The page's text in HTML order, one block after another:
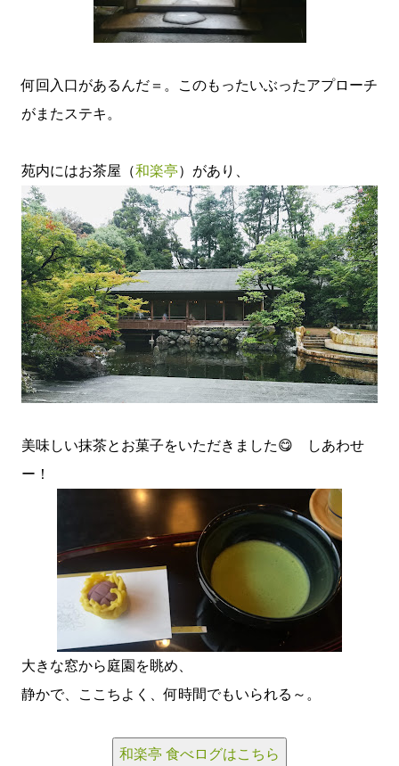
何回入口があるんだ＝。このもったいぶったアプローチ
がまたステキ。
苑内にはお茶屋（和楽亭）があり、
美味しい抹茶とお菓子をいただきました😋 しあわせ
ー！
大きな窓から庭園を眺め、
静かで、ここちよく、何時間でもいられる～。
和楽亭 食べログはこちら